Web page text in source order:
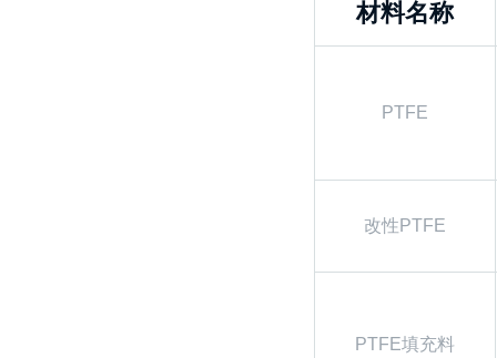
材料名称
PTFE
改性PTFE
PTFE填充料